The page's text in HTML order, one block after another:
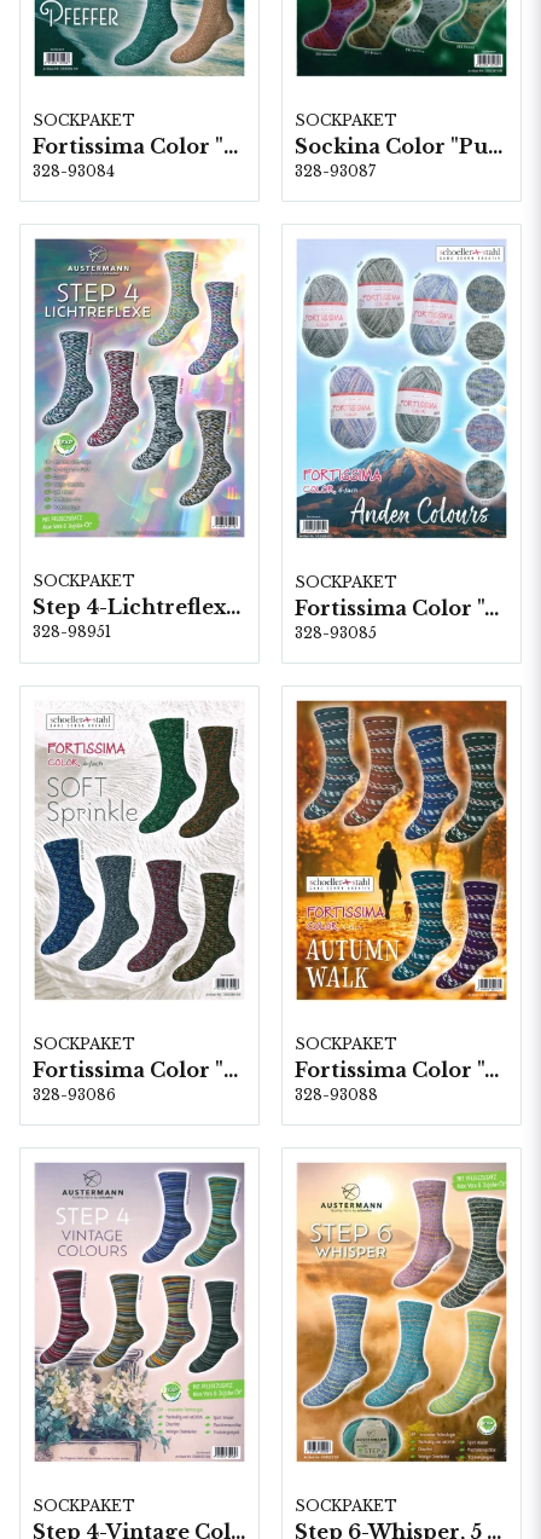
SOCKPAKET
Fortissima Color "Salz & Pfeffer" 4-fach, 6 färger á 1,0 kg.
328-93084
SOCKPAKET
Sockina Color "Punto" 4-fach, 6 färger á 1,0 kg.
328-93087
SOCKPAKET
Step 4-Lichtreflexe, 6 färger á 1,0 kg.
328-98951
SOCKPAKET
Fortissima Color "Anden Colours" 6-fach, 5 färger á 1,5 kg.
328-93085
SOCKPAKET
Fortissima Color "Soft Sprinkle" 4-fach, 6 färger á 1,0 kg.
328-93086
SOCKPAKET
Fortissima Color "Autumn Walk" 4-fach, 6 färger á 1,0 kg.
328-93088
SOCKPAKET
Step 4-Vintage Colours, 6 färger á 1,0 kg.
SOCKPAKET
Step 6-Whisper, 5 färger á 1,5 kg.